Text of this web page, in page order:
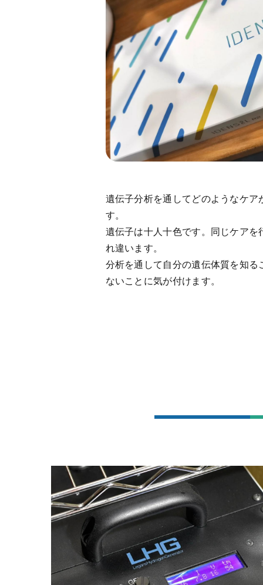
遺伝子分析を通してどのようなケア
す。
遺伝子は十人十色です。同じケアを
れ違います。
分析を通して自分の遺伝体質を知る
ないことに気が付けます。